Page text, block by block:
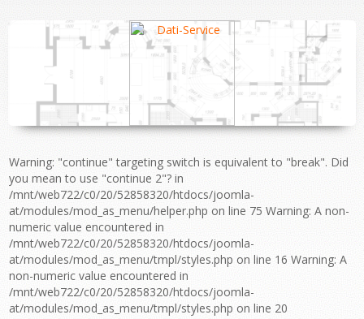
Warning: "continue" targeting switch is equivalent to "break". Did
you mean to use "continue 2"? in
/mnt/web722/c0/20/52858320/htdocs/joomla-
at/modules/mod_as_menu/helper.php on line 75 Warning: A non-
numeric value encountered in
/mnt/web722/c0/20/52858320/htdocs/joomla-
at/modules/mod_as_menu/tmpl/styles.php on line 16 Warning: A
non-numeric value encountered in
/mnt/web722/c0/20/52858320/htdocs/joomla-
at/modules/mod_as_menu/tmpl/styles.php on line 20